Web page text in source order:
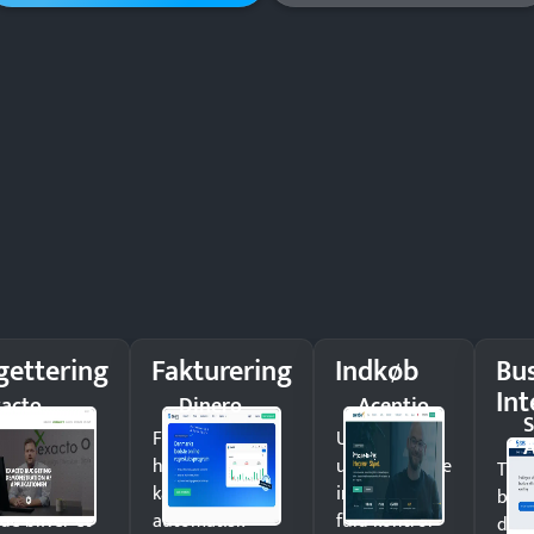
i
grib ind,
bliver et
Fakturering
Dinero
Få penge
hurtigere i
kassen med
automatisk
Indkøb
Acentio
Undgå
uautoriserede
indkøb og få
fuld kontrol
Træf